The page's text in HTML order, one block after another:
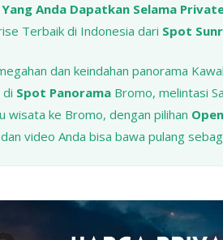
Anda Dapatkan Selama
Terbaik di Indonesia dari Spot
dan keindahan panorama
di Spot Panorama Bromo, melintasi
wisata ke Bromo, dengan pilihan
video Anda bisa bawa pulang